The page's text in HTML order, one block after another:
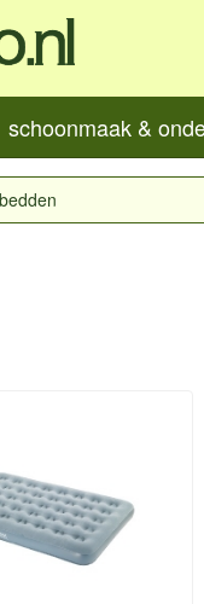
schoonmaak &